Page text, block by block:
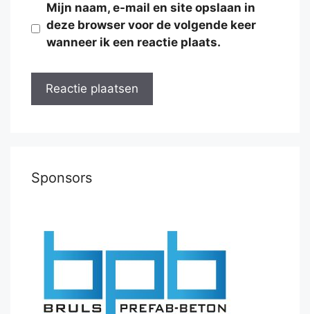
Mijn naam, e-mail en site opslaan in
deze browser voor de volgende keer
wanneer ik een reactie plaats.
Sponsors